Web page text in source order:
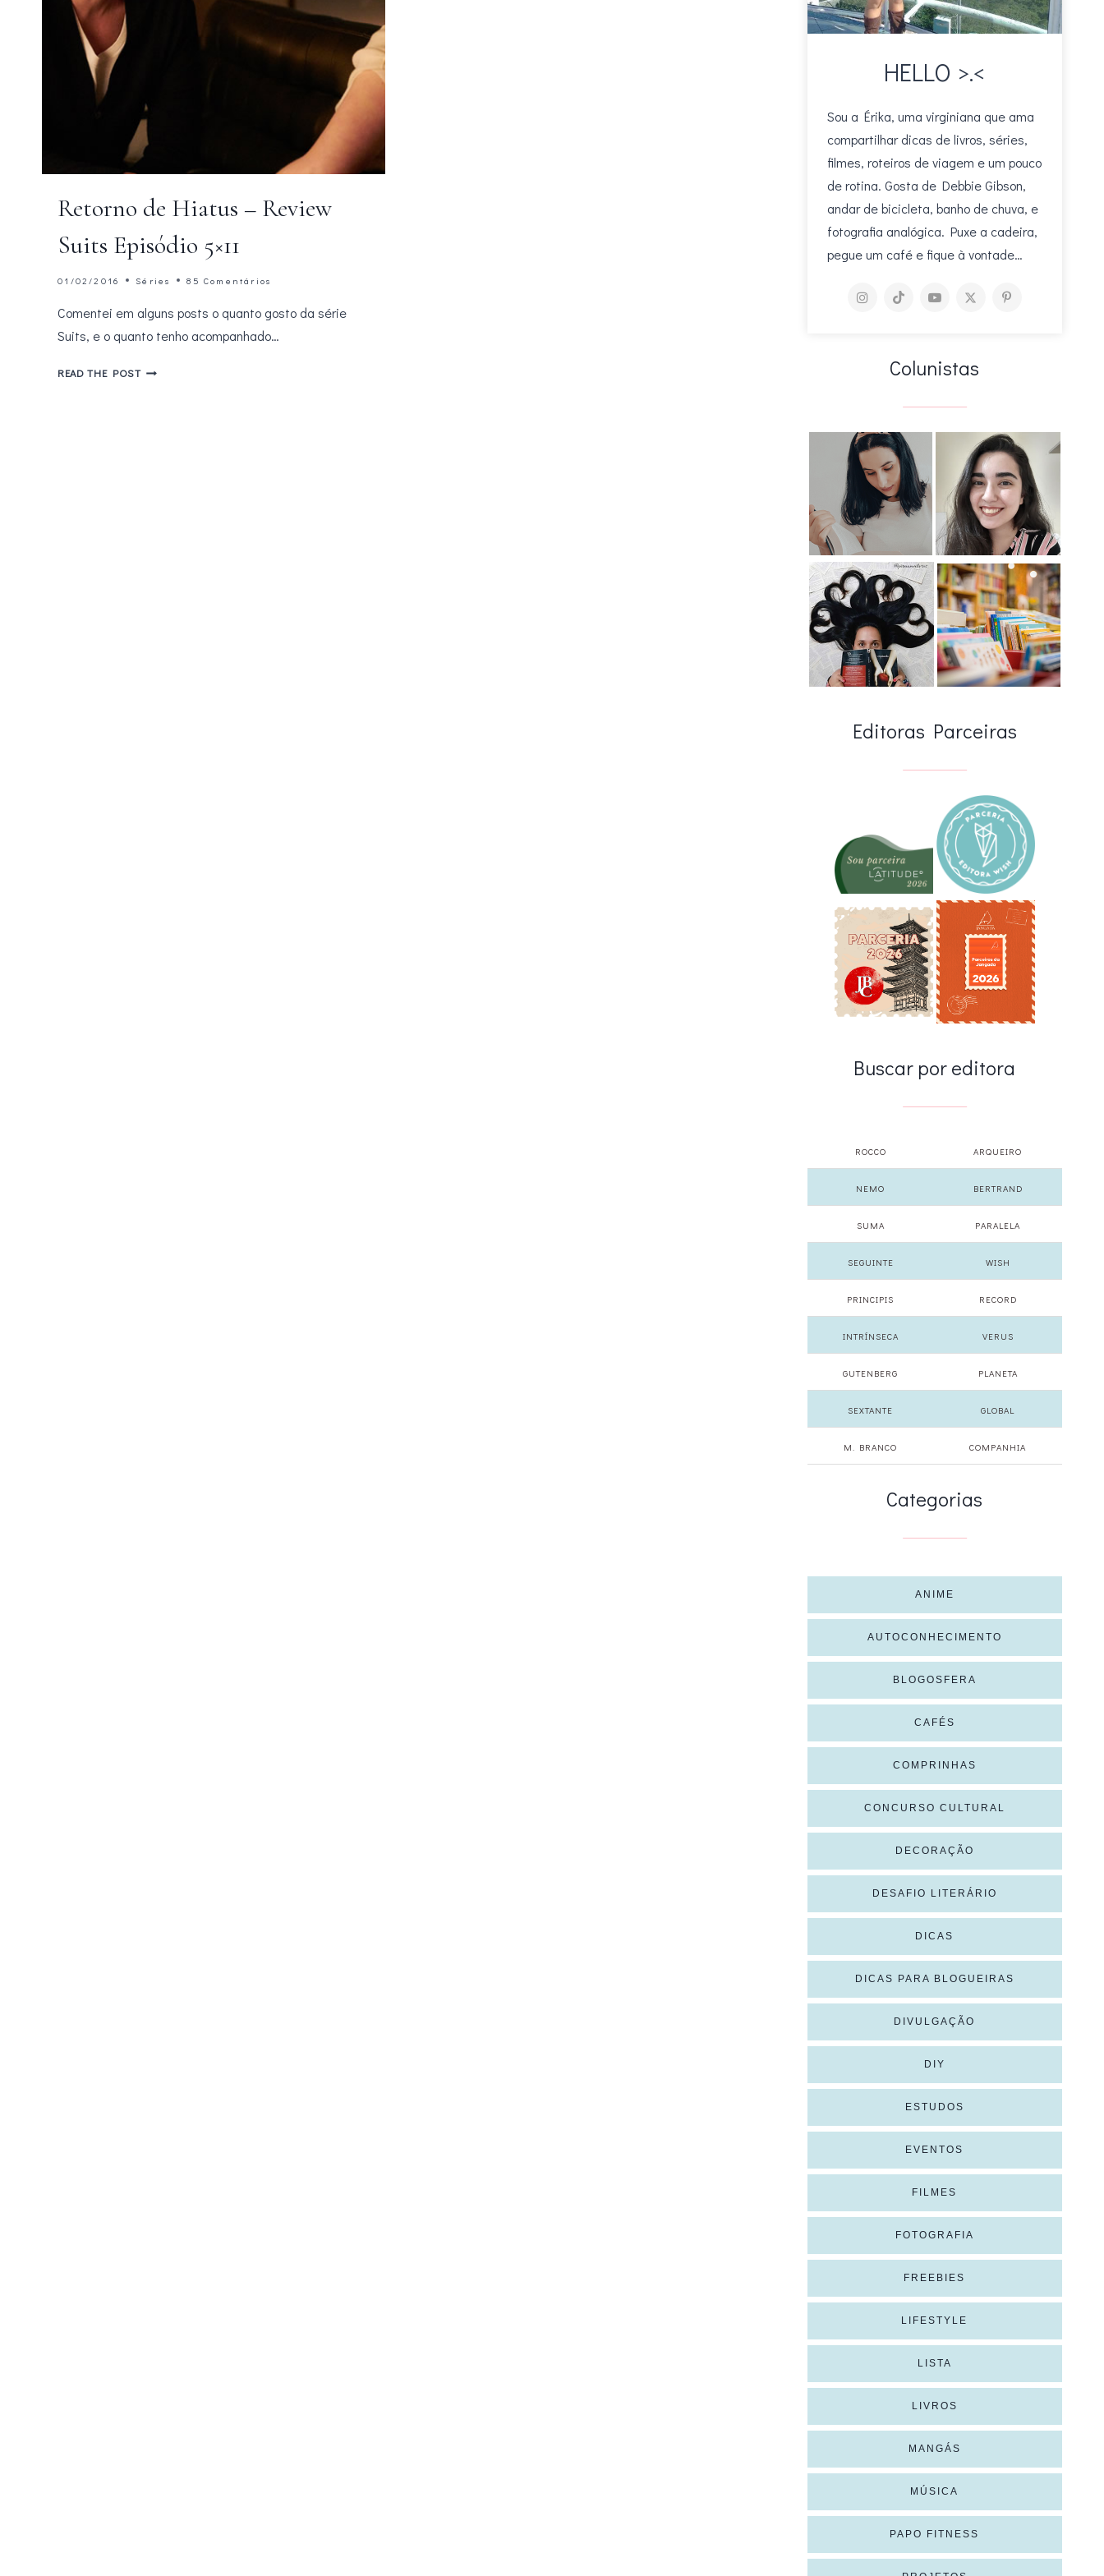
Retorno de Hiatus – Review
Suits Episódio 5×11
01/02/2016 Séries 85 Comentários
Comentei em alguns posts o quanto gosto da série
Suits, e o quanto tenho acompanhado…
READ THE POSTRETORNO
HELLO >.<
Sou a Érika, uma virginiana que ama
compartilhar dicas de livros, séries,
filmes, roteiros de viagem e um pouco
de rotina. Gosta de Debbie Gibson,
andar de bicicleta, banho de chuva, e
fotografia analógica. Puxe a cadeira,
pegue um café e fique à vontade…
Colunistas
Editoras Parceiras
Buscar por editora
ROCCO ARQUEIRO
NEMO BERTRAND
SUMA PARALELA
SEGUINTE WISH
PRINCIPIS RECORD
INTRÍNSECA VERUS
GUTENBERG PLANETA
SEXTANTE GLOBAL
M. BRANCO COMPANHIA
Categorias
ANIME
AUTOCONHECIMENTO
BLOGOSFERA
CAFÉS
COMPRINHAS
CONCURSO CULTURAL
DECORAÇÃO
DESAFIO LITERÁRIO
DICAS
DICAS PARA BLOGUEIRAS
DIVULGAÇÃO
DIY
ESTUDOS
EVENTOS
FILMES
FOTOGRAFIA
FREEBIES
LIFESTYLE
LISTA
LIVROS
MANGÁS
MÚSICA
PAPO FITNESS